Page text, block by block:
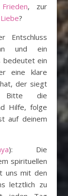
Frieden, zur
Liebe?
Entschluss
und ein
bedeutet ein
eine klare
der siegt
Bitte die
Hilfe, folge
auf deinem
): Die
spirituellen
uns mit den
letztlich zu